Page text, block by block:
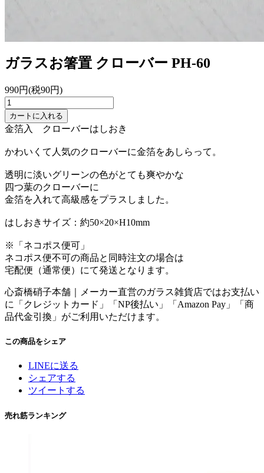
ガラスお箸置 クローバー PH-60
990円(税90円)
カートに入れる
金箔入 クローバーはしおき
かわいくて人気のクローバーに金箔をあしらって。
透明に淡いグリーンの色がとても爽やかな
四つ葉のクローバーに
金箔を入れて高級感をプラスしました。
はしおきサイズ：約50×20×H10mm
※「ネコポス便可」
ネコポス便不可の商品と同時注文の場合は
宅配便（通常便）にて発送となります。
心斎橋硝子本舗｜メーカー直営のガラス雑貨店ではお支払い
に「 クレジットカード 」「 NP後払い 」「 Amazon Pay 」「 商
品代金引換 」がご利用いただけます。
この商品をシェア
LINEに送る
シェアする
ツイートする
売れ筋ランキング